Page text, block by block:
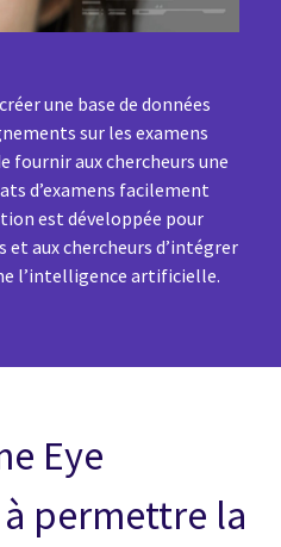
une base de données
sur les examens
fournir aux chercheurs une
d’examens facilement
est développée pour
aux chercheurs d’intégrer
l’intelligence artificielle.
Eye
permettre la